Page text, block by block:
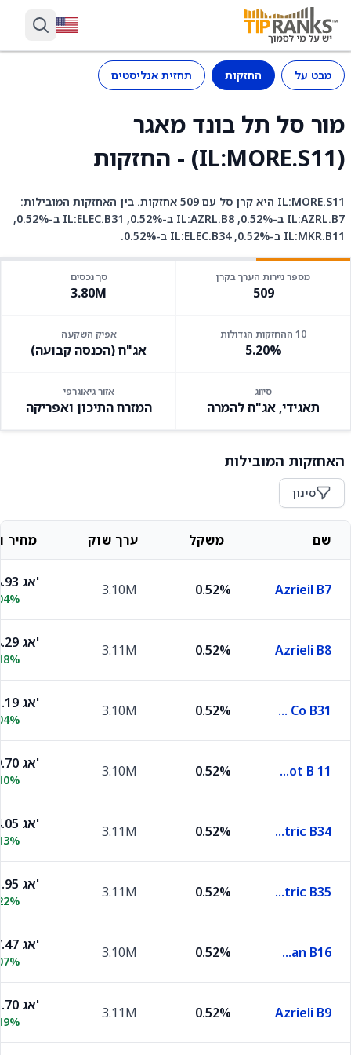
מבט על החזקות תחזית אנליסטים
מור סל תל בונד מאגר
(IL:MORE.S11) - החזקות
IL:MORE.S11 היא קרן סל עם 509 אחזקות. בין האחזקות המובילות:
IL:AZRL.B7 ב-0.52%, IL:AZRL.B8 ב-0.52%, IL:ELEC.B31 ב-0.52%,
IL:MKR.B11 ב-0.52%, IL:ELEC.B34 ב-0.52%.
מספר ניירות הערך בקרן
509
סך נכסים
3.80M
10 ההחזקות הגדולות
5.20%
אפיק השקעה
אג"ח (הכנסה קבועה)
סיווג
תאגידי, אג"ח להמרה
אזור גיאוגרפי
המזרח התיכון ואפריקה
האחזקות המובילות
סינון
שם משקל ערך שוק מחיר
Azrieil B7
0.52%
3.10M 108.93 אג'
Azrieli B8
0.52%
3.11M 108.29 אג'
Electric Co B31
0.52%
3.10M 121.19 אג'
Mkorot B 11
0.52%
3.10M 109.70 אג'
Electric B34
0.52%
3.11M 114.05 אג'
Electric B35
0.52%
3.11M 115.95 אג'
Discont Man B16
0.52%
3.10M 107.47 אג'
Azrieli B9
0.52%
3.11M 115.70 אג'